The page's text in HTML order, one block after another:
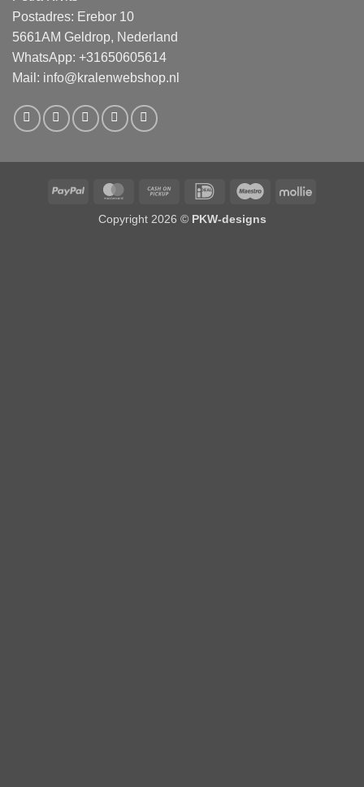
Postadres: Erebor 10
5661AM Geldrop, Nederland
WhatsApp: +31650605614
Mail: info@kralenwebshop.nl
PayPal MasterCardCash
Pickup
IDeal Maestro Mollie
Copyright 2026 © PKW-designs